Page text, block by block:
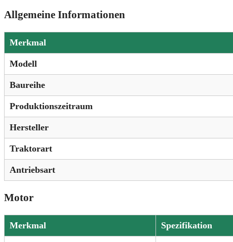
Allgemeine Informationen
Merkmal
Modell
Baureihe
Produktionszeitraum
Hersteller
Traktorart
Antriebsart
Motor
Merkmal Spezifikation